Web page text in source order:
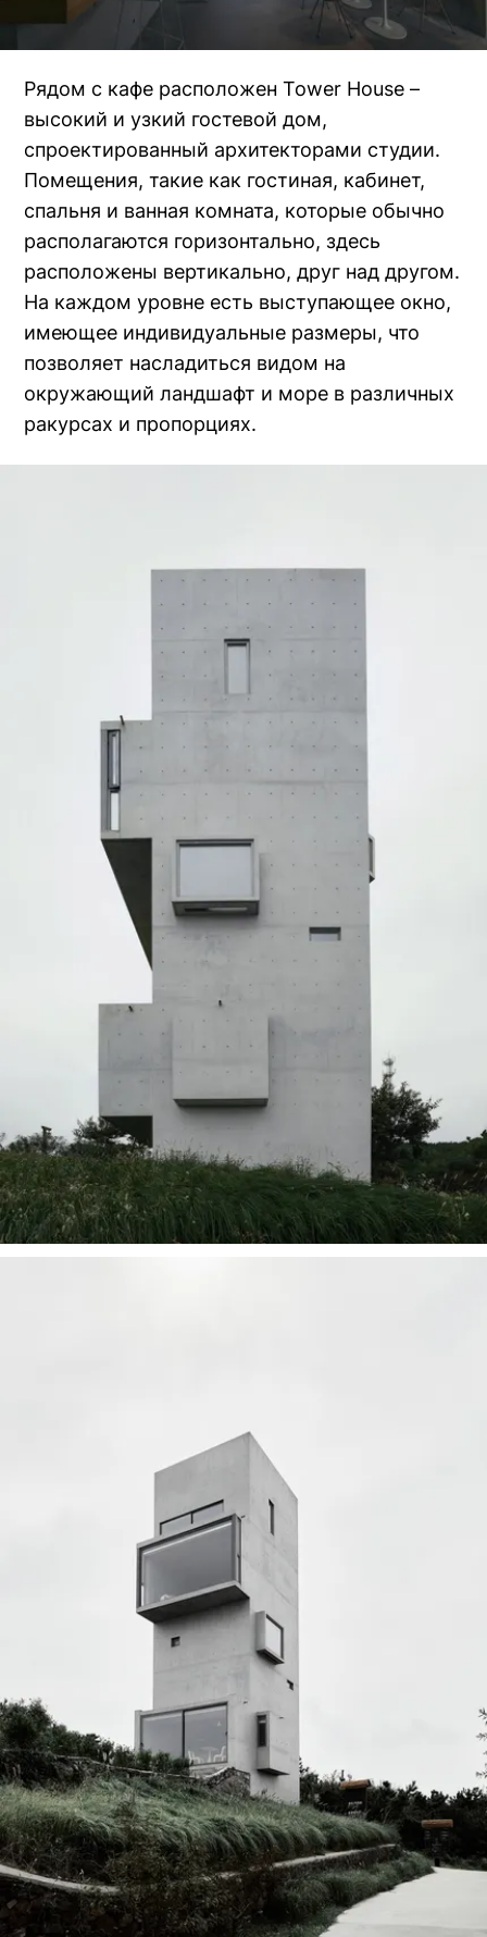
Рядом с кафе расположен Tower House –
высокий и узкий гостевой дом,
спроектированный архитекторами студии.
Помещения, такие как гостиная, кабинет,
спальня и ванная комната, которые обычно
располагаются горизонтально, здесь
расположены вертикально, друг над другом.
На каждом уровне есть выступающее окно,
имеющее индивидуальные размеры, что
позволяет насладиться видом на
окружающий ландшафт и море в различных
ракурсах и пропорциях.